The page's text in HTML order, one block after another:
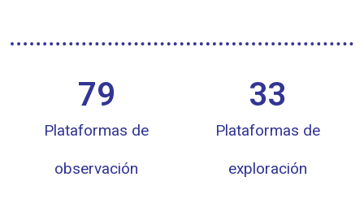
79
Plataformas de
observación
33
Plataformas de
exploración